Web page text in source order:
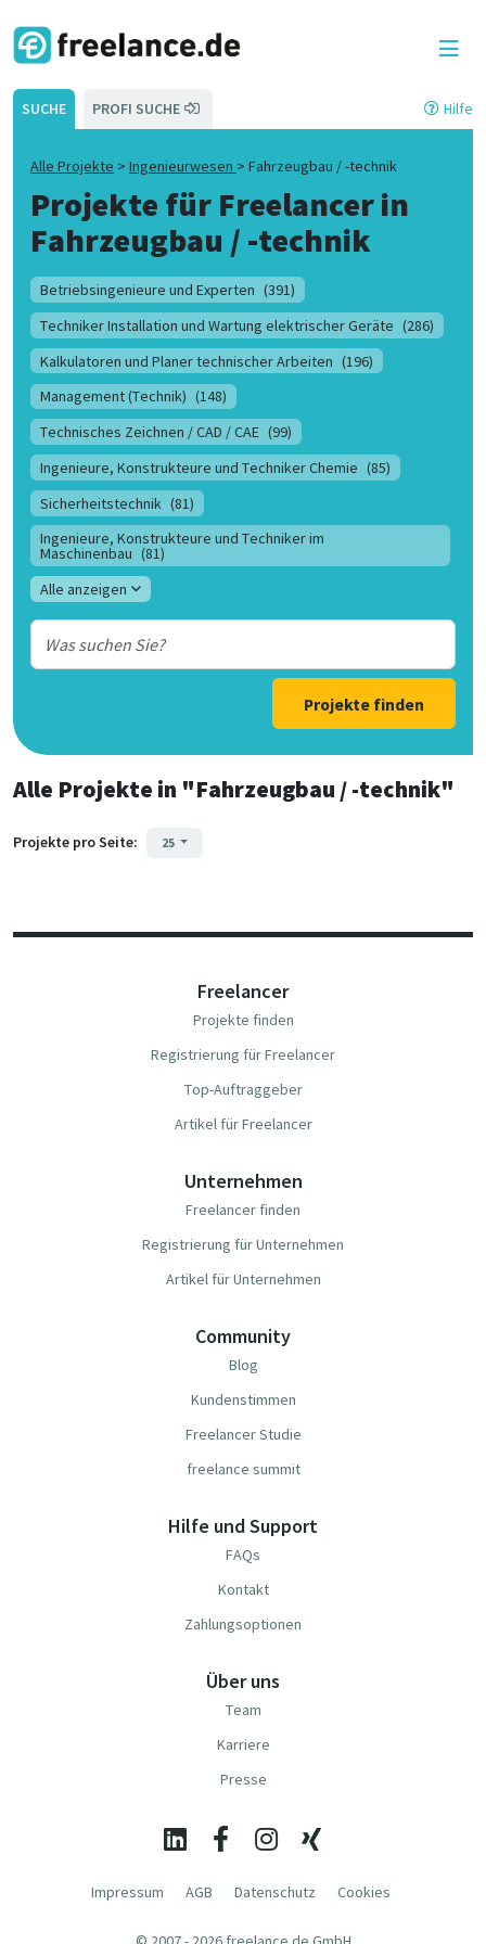
SUCHE PROFI SUCHE Hilfe
Alle Projekte > Ingenieurwesen > Fahrzeugbau / -technik
Projekte für Freelancer in
Fahrzeugbau / -technik
Betriebsingenieure und Experten (391)
Techniker Installation und Wartung elektrischer Geräte (286)
Kalkulatoren und Planer technischer Arbeiten (196)
Management (Technik) (148)
Technisches Zeichnen / CAD / CAE (99)
Ingenieure, Konstrukteure und Techniker Chemie (85)
Sicherheitstechnik (81)
Ingenieure, Konstrukteure und Techniker im
Maschinenbau (81)
Alle anzeigen
Projekte finden
Alle Projekte in "Fahrzeugbau / -technik"
Projekte pro Seite: 25
Freelancer
Projekte finden
Registrierung für Freelancer
Top-Auftraggeber
Artikel für Freelancer
Unternehmen
Freelancer finden
Registrierung für Unternehmen
Artikel für Unternehmen
Community
Blog
Kundenstimmen
Freelancer Studie
freelance summit
Hilfe und Support
FAQs
Kontakt
Zahlungsoptionen
Über uns
Team
Karriere
Presse
Impressum AGB Datenschutz Cookies